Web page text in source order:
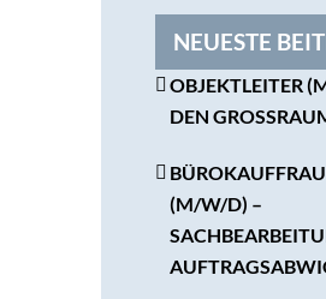
NEUESTE
OBJEKTLEITER
DEN
(M/W/D) –